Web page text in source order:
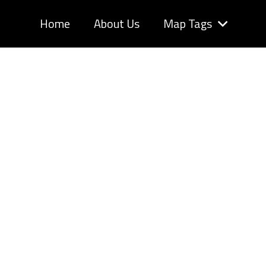
Home About Us Map Tags